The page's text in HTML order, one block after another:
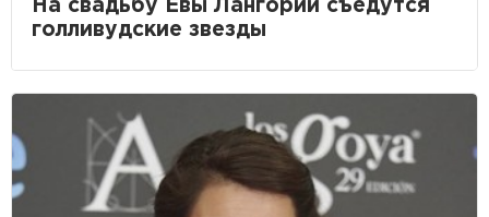
На свадьбу Евы Лангории съедутся
голливудские звезды